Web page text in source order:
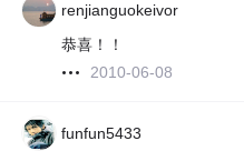
renjianguokeivor
恭喜！！
2010-06-08
funfun5433